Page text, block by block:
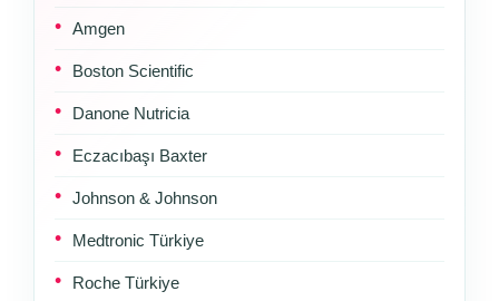
Amgen
Boston Scientific
Danone Nutricia
Eczacıbaşı Baxter
Johnson & Johnson
Medtronic Türkiye
Roche Türkiye